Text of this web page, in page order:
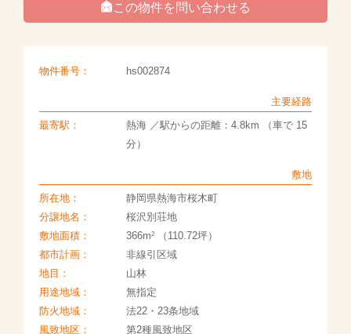
この物件を問い合わせる
物件番号： hs002874
主要経路
最寄駅：
熱海 ／駅からの距離：4.8km （車で 15
分）
敷地
所在地：
静岡県熱海市桜木町
分譲地名：
桜沢別荘地
敷地面積：
366m2（110.72坪）
都市計画：
非線引区域
地目：
山林
用途地域：
無指定
防火地域：
法22・23条地域
風致地区：
第2種風致地区